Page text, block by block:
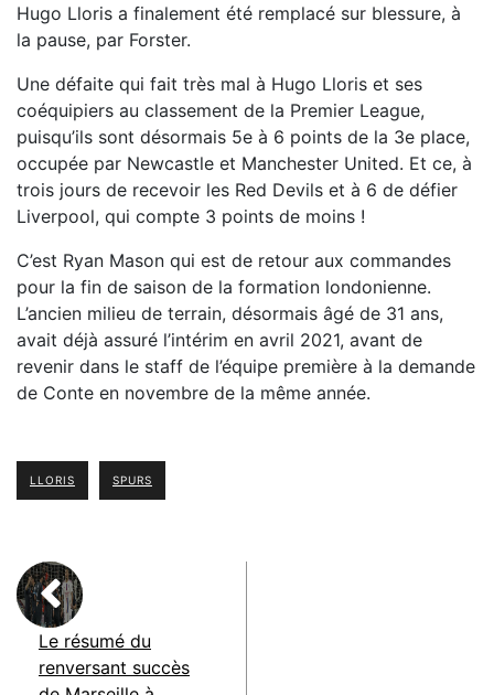
Hugo Lloris a finalement été remplacé sur blessure, à
la pause, par Forster.
Une défaite qui fait très mal à Hugo Lloris et ses
coéquipiers au classement de la Premier League,
puisqu’ils sont désormais 5e à 6 points de la 3e place,
occupée par Newcastle et Manchester United. Et ce, à
trois jours de recevoir les Red Devils et à 6 de défier
Liverpool, qui compte 3 points de moins !
C’est Ryan Mason qui est de retour aux commandes
pour la fin de saison de la formation londonienne.
L’ancien milieu de terrain, désormais âgé de 31 ans,
avait déjà assuré l’intérim en avril 2021, avant de
revenir dans le staff de l’équipe première à la demande
de Conte en novembre de la même année.
LLORIS SPURS
Le résumé du
renversant succès